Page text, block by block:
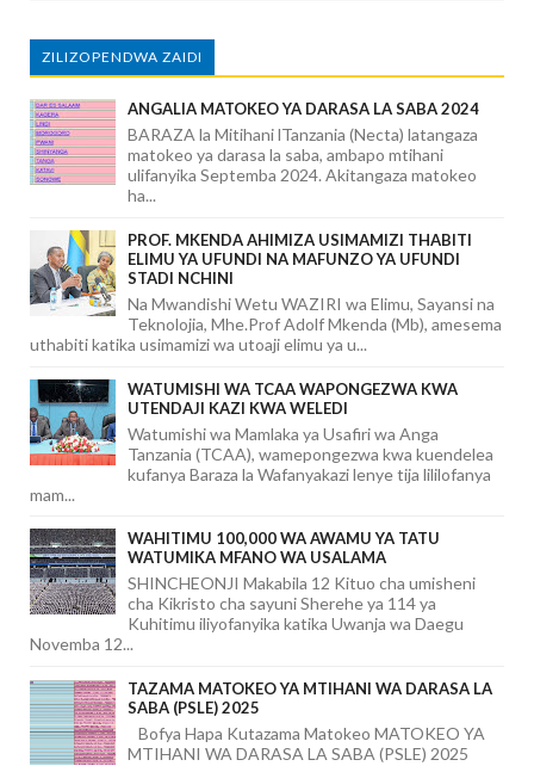
ZILIZOPENDWA ZAIDI
ANGALIA MATOKEO YA DARASA LA SABA 2024
BARAZA la Mitihani lTanzania (Necta) latangaza
matokeo ya darasa la saba, ambapo mtihani
ulifanyika Septemba 2024. Akitangaza matokeo
ha...
PROF. MKENDA AHIMIZA USIMAMIZI THABITI
ELIMU YA UFUNDI NA MAFUNZO YA UFUNDI
STADI NCHINI
Na Mwandishi Wetu WAZIRI wa Elimu, Sayansi na
Teknolojia, Mhe.Prof Adolf Mkenda (Mb), amesema
uthabiti katika usimamizi wa utoaji elimu ya u...
WATUMISHI WA TCAA WAPONGEZWA KWA
UTENDAJI KAZI KWA WELEDI
Watumishi wa Mamlaka ya Usafiri wa Anga
Tanzania (TCAA), wamepongezwa kwa kuendelea
kufanya Baraza la Wafanyakazi lenye tija lililofanya
mam...
WAHITIMU 100,000 WA AWAMU YA TATU
WATUMIKA MFANO WA USALAMA
SHINCHEONJI Makabila 12 Kituo cha umisheni
cha Kikristo cha sayuni Sherehe ya 114 ya
Kuhitimu iliyofanyika katika Uwanja wa Daegu
Novemba 12...
TAZAMA MATOKEO YA MTIHANI WA DARASA LA
SABA (PSLE) 2025
Bofya Hapa Kutazama Matokeo MATOKEO YA
MTIHANI WA DARASA LA SABA (PSLE) 2025